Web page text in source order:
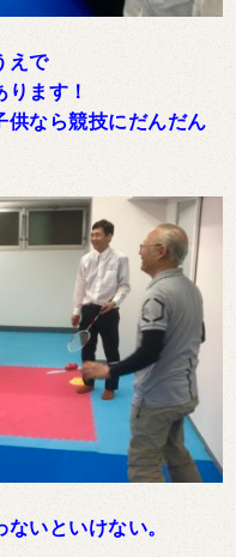
えで
ます！
供なら競技にだんだん
いといけない。